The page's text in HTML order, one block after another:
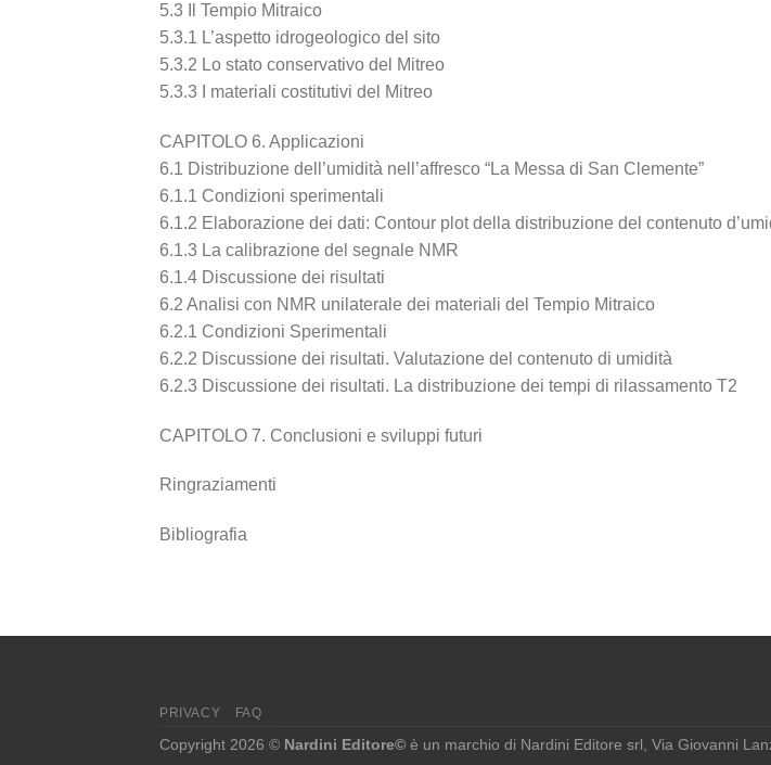
5.3 Il Tempio Mitraico
5.3.1 L’aspetto idrogeologico del sito
5.3.2 Lo stato conservativo del Mitreo
5.3.3 I materiali costitutivi del Mitreo
CAPITOLO 6. Applicazioni
6.1 Distribuzione dell’umidità nell’affresco “La Messa di San Clemente”
6.1.1 Condizioni sperimentali
6.1.2 Elaborazione dei dati: Contour plot della distribuzione del contenuto
6.1.3 La calibrazione del segnale NMR
6.1.4 Discussione dei risultati
6.2 Analisi con NMR unilaterale dei materiali del Tempio Mitraico
6.2.1 Condizioni Sperimentali
6.2.2 Discussione dei risultati. Valutazione del contenuto di umidità
6.2.3 Discussione dei risultati. La distribuzione dei tempi di rilassamento T2
CAPITOLO 7. Conclusioni e sviluppi futuri
Ringraziamenti
Bibliografia
PRIVACY FAQ
Copyright 2026 © Nardini Editore© è un marchio di Nardini Editore srl, Via Giovanni